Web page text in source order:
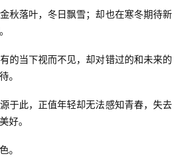
秋落叶，冬日飘雪；却也在寒冬期待新
的当下视而不见，却对错过的和未来的
。
于此，正值年轻却无法感知青春，失去
好。
。